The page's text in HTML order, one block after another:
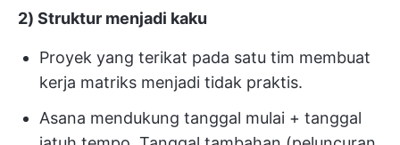
2) Struktur menjadi kaku
Proyek yang terikat pada satu tim membuat
kerja matriks menjadi tidak praktis.
Asana mendukung tanggal mulai + tanggal